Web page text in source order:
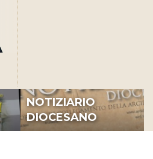
NOTIZIARIO
DIOCESANO